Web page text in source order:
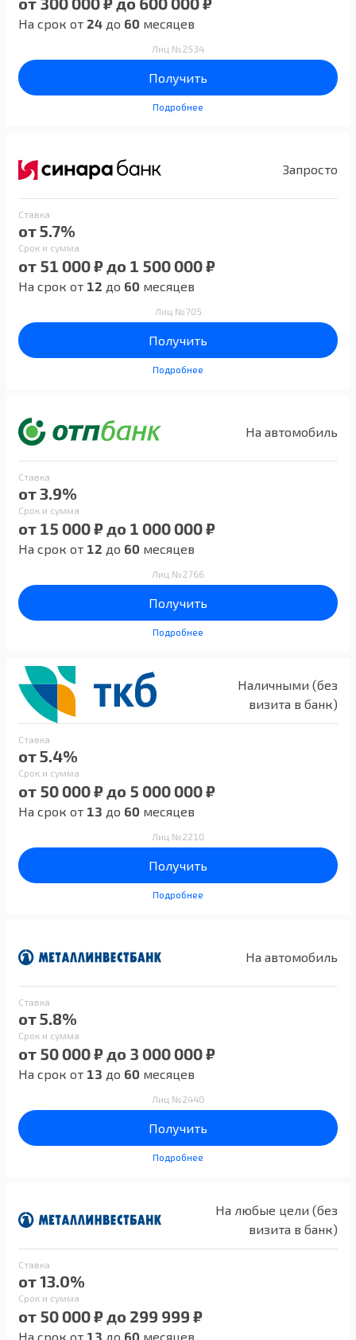
На срок от 24 до 60 месяцев
Лиц №2534
Получить
Подробнее
Запросто
Ставка
от 5.7%
Срок и сумма
от 51 000 ₽ до 1 500 000 ₽
На срок от 12 до 60 месяцев
Лиц №705
Получить
Подробнее
На автомобиль
Ставка
от 3.9%
Срок и сумма
от 15 000 ₽ до 1 000 000 ₽
На срок от 12 до 60 месяцев
Лиц №2766
Получить
Подробнее
Наличными (без
визита в банк)
Ставка
от 5.4%
Срок и сумма
от 50 000 ₽ до 5 000 000 ₽
На срок от 13 до 60 месяцев
Лиц №2210
Получить
Подробнее
На автомобиль
Ставка
от 5.8%
Срок и сумма
от 50 000 ₽ до 3 000 000 ₽
На срок от 13 до 60 месяцев
Лиц №2440
Получить
Подробнее
На любые цели (без
визита в банк)
Ставка
от 13.0%
Срок и сумма
от 50 000 ₽ до 299 999 ₽
На срок от 13 до 60 месяцев